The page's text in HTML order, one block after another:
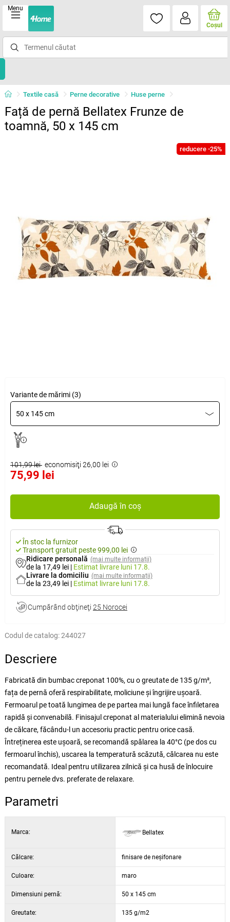
Menu
Coşul
Textile casă Perne decorative Huse perne
Față de pernă Bellatex Frunze de
toamnă, 50 x 145 cm
reducere -25%
Variante de mărimi (3)
50 x 145 cm
101,99 lei economisiţi 26,00 lei
75,99 lei
Adaugă în coș
În stoc la furnizor
Transport gratuit peste 999,00 lei
Ridicare personală (mai multe informații)
de la 17,49 lei | Estimat livrare luni 17.8.
Livrare la domiciliu (mai multe informații)
de la 23,49 lei | Estimat livrare luni 17.8.
Cumpărând obţineţi 25 Norocei
Codul de catalog:244027
Descriere
Fabricată din bumbac creponat 100%, cu o greutate de 135 g/m²,
fața de pernă oferă respirabilitate, moliciune și îngrijire ușoară.
Fermoarul pe toată lungimea de pe partea mai lungă face înfiletarea
rapidă și convenabilă. Finisajul creponat al materialului elimină nevoia
de călcare, făcându-l un accesoriu practic pentru orice casă.
Întreținerea este ușoară, se recomandă spălarea la 40°C (pe dos cu
fermoarul închis), uscarea la temperatură scăzută, călcarea nu este
recomandată. Ideal pentru utilizarea zilnică și ca husă de înlocuire
pentru pernele dvs. preferate de relaxare.
Parametri
Marca: Bellatex
Călcare: finisare de neșifonare
Culoare: maro
Dimensiuni pernă: 50 x 145 cm
Greutate: 135 g/m2